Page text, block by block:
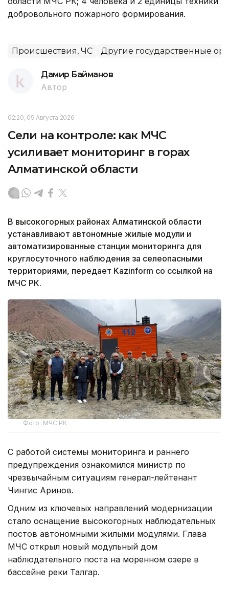
добровольного пожарного формирования.
Происшествия, ЧС Другие государственные
Дамир Байманов
Автор
02:20, 09 Августа 2026
Сели на контроле: как МЧС
усиливает мониторинг в горах
Алматинской области
В высокогорных районах Алматинской области
устанавливают автономные жилые модули и
автоматизированные станции мониторинга для
круглосуточного наблюдения за селеопасными
территориями, передает Kazinform со ссылкой на
МЧС РК.
Фото: МЧС РК
С работой системы мониторинга и раннего
предупреждения ознакомился министр по
чрезвычайным ситуациям генерал-лейтенант
Чингис Аринов.
Одним из ключевых направлений модернизации
стало оснащение высокогорных наблюдательных
постов автономными жилыми модулями. Глава
МЧС открыл новый модульный дом
наблюдательного поста на моренном озере в
бассейне реки Талгар.